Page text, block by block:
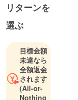
ヤノン写真
新世紀優秀
賞受賞。
『ソラリー
マン』『ス
クールガー
ル・コンプ
レックス』
『少女礼
リターンを
選ぶ
目標金額
未達なら
全額返金
されます
(All-or-
Nothing